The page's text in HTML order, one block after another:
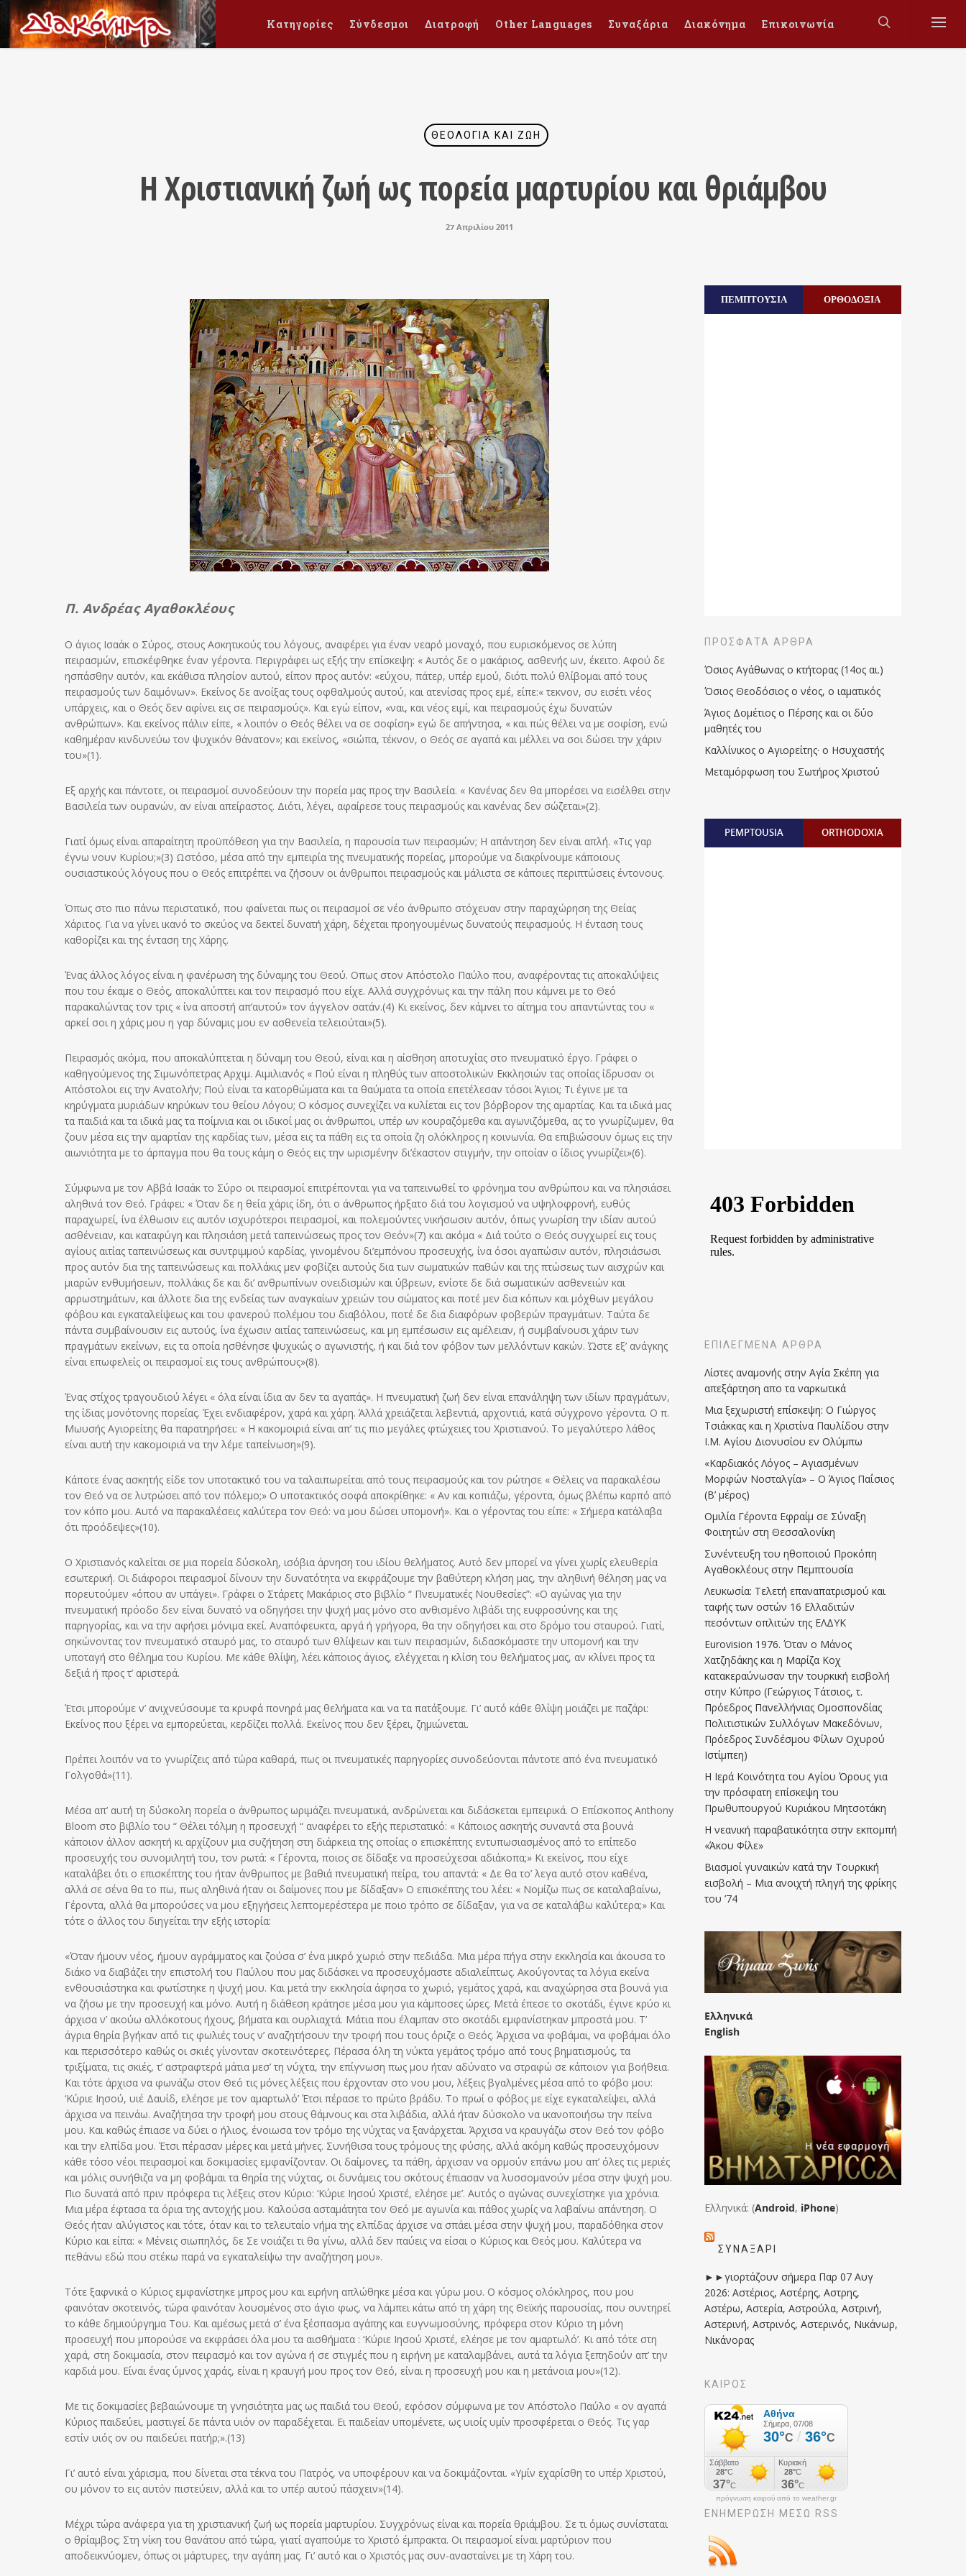
Κατηγορίες Σύνδεσμοι Διατροφή Other Languages Συναξάρια Διακόνημα Επικοινωνία
ΘΕΟΛΟΓΊΑ ΚΑΙ ΖΩΉ
Η Χριστιανική ζωή ως πορεία μαρτυρίου και θριάμβου
27 Απριλίου 2011
Π. Ανδρέας Αγαθοκλέους
Ο άγιος Ισαάκ ο Σύρος, στους Ασκητικούς του λόγους, αναφέρει για έναν νεαρό μοναχό, που ευρισκόμενος σε λύπη
πειρασμών, επισκέφθηκε έναν γέροντα. Περιγράφει ως εξής την επίσκεψη: « Αυτός δε ο μακάριος, ασθενής ων, έκειτο. Αφού δε
ησπάσθην αυτόν, και εκάθισα πλησίον αυτού, είπον προς αυτόν: «εύχου, πάτερ, υπέρ εμού, διότι πολύ θλίβομαι από τους
πειρασμούς των δαιμόνων». Eκείνος δε ανοίξας τους οφθαλμούς αυτού, και ατενίσας προς εμέ, είπε:« τεκνον, συ εισέτι νέος
υπάρχεις, και ο Θεός δεν αφίνει εις σε πειρασμούς». Kαι εγώ είπον, «ναι, και νέος ειμί, και πειρασμούς έχω δυνατών
ανθρώπων». Kαι εκείνος πάλιν είπε, « λοιπόν ο Θεός θέλει να σε σοφίση» εγώ δε απήντησα, « και πώς θέλει να με σοφίση, ενώ
καθημέραν κινδυνεύω τον ψυχικόν θάνατον»; και εκείνος, «σιώπα, τέκνον, ο Θεός σε αγαπά και μέλλει να σοι δώσει την χάριν
του»(1).
Εξ αρχής και πάντοτε, οι πειρασμοί συνοδεύουν την πορεία μας προς την Βασιλεία. « Κανένας δεν θα μπορέσει να εισέλθει στην
Βασιλεία των ουρανών, αν είναι απείραστος. Διότι, λέγει, αφαίρεσε τους πειρασμούς και κανένας δεν σώζεται»(2).
Γιατί όμως είναι απαραίτητη προϋπόθεση για την Βασιλεία, η παρουσία των πειρασμών; Η απάντηση δεν είναι απλή. «Τις γαρ
έγνω νουν Κυρίου;»(3) Ωστόσο, μέσα από την εμπειρία της πνευματικής πορείας, μπορούμε να διακρίνουμε κάποιους
ουσιαστικούς λόγους που ο Θεός επιτρέπει να ζήσουν οι άνθρωποι πειρασμούς και μάλιστα σε κάποιες περιπτώσεις έντονους.
Όπως στο πιο πάνω περιστατικό, που φαίνεται πως οι πειρασμοί σε νέο άνθρωπο στόχευαν στην παραχώρηση της Θείας
Χάριτος. Για να γίνει ικανό το σκεύος να δεκτεί δυνατή χάρη, δέχεται προηγουμένως δυνατούς πειρασμούς. Η ένταση τους
καθορίζει και της ένταση της Χάρης.
Ένας άλλος λόγος είναι η φανέρωση της δύναμης του Θεού. Οπως στον Απόστολο Παύλο που, αναφέροντας τις αποκαλύψεις
που του έκαμε ο Θεός, αποκαλύπτει και τον πειρασμό που είχε. Αλλά συγχρόνως και την πάλη που κάμνει με το Θεό
παρακαλώντας τον τρις « ίνα αποστή απ’αυτού» τον άγγελον σατάν.(4) Κι εκείνος, δεν κάμνει το αίτημα του απαντώντας του «
αρκεί σοι η χάρις μου η γαρ δύναμις μου εν ασθενεία τελειούται»(5).
Πειρασμός ακόμα, που αποκαλύπτεται η δύναμη του Θεού, είναι και η αίσθηση αποτυχίας στο πνευματικό έργο. Γράφει ο
καθηγούμενος της Σιμωνόπετρας Αρχιμ. Αιμιλιανός « Πού είναι η πληθύς των αποστολικών Εκκλησιών τας οποίας ίδρυσαν οι
Απόστολοι εις την Ανατολήν; Πού είναι τα κατορθώματα και τα θαύματα τα οποία επετέλεσαν τόσοι Άγιοι; Τι έγινε με τα
κηρύγματα μυριάδων κηρύκων του θείου Λόγου; Ο κόσμος συνεχίζει να κυλίεται εις τον βόρβορον της αμαρτίας. Και τα ιδικά μας
τα παιδιά και τα ιδικά μας τα ποίμνια και οι ιδικοί μας οι άνθρωποι, υπέρ ων κουραζόμεθα και αγωνιζόμεθα, ας το γνωρίζωμεν, θα
ζουν μέσα εις την αμαρτίαν της καρδίας των, μέσα εις τα πάθη εις τα οποία ζη ολόκληρος η κοινωνία. Θα επιβιώσουν όμως εις την
αιωνιότητα με το άρπαγμα που θα τους κάμη ο Θεός εις την ωρισμένην δι’έκαστον στιγμήν, την οποίαν ο ίδιος γνωρίζει»(6).
Σύμφωνα με τον Αββά Ισαάκ το Σύρο οι πειρασμοί επιτρέπονται για να ταπεινωθεί το φρόνημα του ανθρώπου και να πλησιάσει
αληθινά τον Θεό. Γράφει: « Όταν δε η θεία χάρις ίδη, ότι ο άνθρωπος ήρξατο διά του λογισμού να υψηλοφρονή, ευθύς
παραχωρεί, ίνα έλθωσιν εις αυτόν ισχυρότεροι πειρασμοί, και πολεμούντες νικήσωσιν αυτόν, όπως γνωρίση την ιδίαν αυτού
ασθένειαν, και καταφύγη και πλησιάση μετά ταπεινώσεως προς τον Θεόν»(7) και ακόμα « Διά τούτο ο Θεός συγχωρεί εις τους
αγίους αιτίας ταπεινώσεως και συντριμμού καρδίας, γινομένου δι’εμπόνου προσευχής, ίνα όσοι αγαπώσιν αυτόν, πλησιάσωσι
προς αυτόν δια της ταπεινώσεως και πολλάκις μεν φοβίζει αυτούς δια των σωματικών παθών και της πτώσεως των αισχρών και
μιαρών ενθυμήσεων, πολλάκις δε και δι’ ανθρωπίνων ονειδισμών και ύβρεων, ενίοτε δε διά σωματικών ασθενειών και
αρρωστημάτων, και άλλοτε δια της ενδείας των αναγκαίων χρειών του σώματος και ποτέ μεν δια κόπων και μόχθων μεγάλου
φόβου και εγκαταλείψεως και του φανερού πολέμου του διαβόλου, ποτέ δε δια διαφόρων φοβερών πραγμάτων. Ταύτα δε
πάντα συμβαίνουσιν εις αυτούς, ίνα έχωσιν αιτίας ταπεινώσεως, και μη εμπέσωσιν εις αμέλειαν, ή συμβαίνουσι χάριν των
πραγμάτων εκείνων, εις τα οποία ησθένησε ψυχικώς ο αγωνιστής, ή και διά τον φόβον των μελλόντων κακών. Ώστε εξ’ ανάγκης
είναι επωφελείς οι πειρασμοί εις τους ανθρώπους»(8).
Ένας στίχος τραγουδιού λέγει « όλα είναι ίδια αν δεν τα αγαπάς». Η πνευματική ζωή δεν είναι επανάληψη των ιδίων πραγμάτων,
της ίδιας μονότονης πορείας. Έχει ενδιαφέρον, χαρά και χάρη. Άλλά χρειάζεται λεβεντιά, αρχοντιά, κατά σύγχρονο γέροντα. Ο π.
Μωυσής Αγιορείτης θα παρατηρήσει: « Η κακομοιριά είναι απ’ τις πιο μεγάλες φτώχειες του Χριστιανού. Το μεγαλύτερο λάθος
είναι αυτή την κακομοιριά να την λέμε ταπείνωση»(9).
Κάποτε ένας ασκητής είδε τον υποτακτικό του να ταλαιπωρείται από τους πειρασμούς και τον ρώτησε « Θέλεις να παρακαλέσω
τον Θεό να σε λυτρώσει από τον πόλεμο;» Ο υποτακτικός σοφά αποκρίθηκε: « Αν και κοπιάζω, γέροντα, όμως βλέπω καρπό από
τον κόπο μου. Αυτό να παρακαλέσεις καλύτερα τον Θεό: να μου δώσει υπομονή». Και ο γέροντας του είπε: « Σήμερα κατάλαβα
ότι προόδεψες»(10).
Ο Χριστιανός καλείται σε μια πορεία δύσκολη, ισόβια άρνηση του ιδίου θελήματος. Αυτό δεν μπορεί να γίνει χωρίς ελευθερία
εσωτερική. Οι διάφοροι πειρασμοί δίνουν την δυνατότητα να εκφράζουμε την βαθύτερη κλήση μας, την αληθινή θέληση μας να
πορευτούμεν «όπου αν υπάγει». Γράφει ο Στάρετς Μακάριος στο βιβλίο “ Πνευματικές Νουθεσίες”: «Ο αγώνας για την
πνευματική πρόοδο δεν είναι δυνατό να οδηγήσει την ψυχή μας μόνο στο ανθισμένο λιβάδι της ευφροσύνης και της
παρηγορίας, και να την αφήσει μόνιμα εκεί. Αναπόφευκτα, αργά ή γρήγορα, θα την οδηγήσει και στο δρόμο του σταυρού. Γιατί,
σηκώνοντας τον πνευματικό σταυρό μας, το σταυρό των θλίψεων και των πειρασμών, διδασκόμαστε την υπομονή και την
υποταγή στο θέλημα του Κυρίου. Με κάθε θλίψη, λέει κάποιος άγιος, ελέγχεται η κλίση του θελήματος μας, αν κλίνει προς τα
δεξιά ή προς τ’ αριστερά.
Έτσι μπορούμε ν’ ανιχνεύσουμε τα κρυφά πονηρά μας θελήματα και να τα πατάξουμε. Γι’ αυτό κάθε θλίψη μοιάζει με παζάρι:
Εκείνος που ξέρει να εμπορεύεται, κερδίζει πολλά. Εκείνος που δεν ξέρει, ζημιώνεται.
Πρέπει λοιπόν να το γνωρίζεις από τώρα καθαρά, πως οι πνευματικές παρηγορίες συνοδεύονται πάντοτε από ένα πνευματικό
Γολγοθά»(11).
Μέσα απ’ αυτή τη δύσκολη πορεία ο άνθρωπος ωριμάζει πνευματικά, ανδρώνεται και διδάσκεται εμπειρικά. Ο Επίσκοπος Anthony
Bloom στο βιβλίο του “ Θέλει τόλμη η προσευχή “ αναφέρει το εξής περιστατικό: « Κάποιος ασκητής συναντά στα βουνά
κάποιον άλλον ασκητή κι αρχίζουν μια συζήτηση στη διάρκεια της οποίας ο επισκέπτης εντυπωσιασμένος από το επίπεδο
προσευχής του συνομιλητή του, τον ρωτά: « Γέροντα, ποιος σε δίδαξε να προσεύχεσαι αδιάκοπα;» Κι εκείνος, που είχε
καταλάβει ότι ο επισκέπτης του ήταν άνθρωπος με βαθιά πνευματική πείρα, του απαντά: « Δε θα το’ λεγα αυτό στον καθένα,
αλλά σε σένα θα το πω, πως αληθινά ήταν οι δαίμονες που με δίδαξαν» Ο επισκέπτης του λέει: « Νομίζω πως σε καταλαβαίνω,
Γέροντα, αλλά θα μπορούσες να μου εξηγήσεις λεπτομερέστερα με ποιο τρόπο σε δίδαξαν, για να σε καταλάβω καλύτερα;» Και
τότε ο άλλος του διηγείται την εξής ιστορία:
«Όταν ήμουν νέος, ήμουν αγράμματος και ζούσα σ’ ένα μικρό χωριό στην πεδιάδα. Μια μέρα πήγα στην εκκλησία και άκουσα το
διάκο να διαβάζει την επιστολή του Παύλου που μας διδάσκει να προσευχόμαστε αδιαλείπτως. Ακούγοντας τα λόγια εκείνα
ενθουσιάστηκα και φωτίστηκε η ψυχή μου. Και μετά την εκκλησία άφησα το χωριό, γεμάτος χαρά, και αναχώρησα στα βουνά για
να ζήσω με την προσευχή και μόνο. Αυτή η διάθεση κράτησε μέσα μου για κάμποσες ώρες. Μετά έπεσε το σκοτάδι, έγινε κρύο κι
άρχισα ν’ ακούω αλλόκοτους ήχους, βήματα και ουρλιαχτά. Μάτια που έλαμπαν στο σκοτάδι εμφανίστηκαν μπροστά μου. Τ’
άγρια θηρία βγήκαν από τις φωλιές τους ν’ αναζητήσουν την τροφή που τους όριζε ο Θεός. Άρχισα να φοβάμαι, να φοβάμαι όλο
και περισσότερο καθώς οι σκιές γίνονταν σκοτεινότερες. Πέρασα όλη τη νύκτα γεμάτος τρόμο από τους βηματισμούς, τα
τριξίματα, τις σκιές, τ’ αστραφτερά μάτια μεσ’ τη νύχτα, την επίγνωση πως μου ήταν αδύνατο να στραφώ σε κάποιον για βοήθεια.
Και τότε άρχισα να φωνάζω στον Θεό τις μόνες λέξεις που έρχονταν στο νου μου, λέξεις βγαλμένες μέσα από το φόβο μου:
‘Κύριε Ιησού, υιέ Δαυίδ, ελέησε με τον αμαρτωλό’ Έτσι πέρασε το πρώτο βράδυ. Το πρωί ο φόβος με είχε εγκαταλείψει, αλλά
άρχισα να πεινάω. Αναζήτησα την τροφή μου στους θάμνους και στα λιβάδια, αλλά ήταν δύσκολο να ικανοποιήσω την πείνα
μου. Και καθώς έπιασε να δύει ο ήλιος, ένοιωσα τον τρόμο της νύχτας να ξανάρχεται. Άρχισα να κραυγάζω στον Θεό τον φόβο
και την ελπίδα μου. Έτσι πέρασαν μέρες και μετά μήνες. Συνήθισα τους τρόμους της φύσης, αλλά ακόμη καθώς προσευχόμουν
κάθε τόσο νέοι πειρασμοί και δοκιμασίες εμφανίζονταν. Οι δαίμονες, τα πάθη, άρχισαν να ορμούν επάνω μου απ’ όλες τις μεριές
και μόλις συνήθιζα να μη φοβάμαι τα θηρία της νύχτας, οι δυνάμεις του σκότους έπιασαν να λυσσομανούν μέσα στην ψυχή μου.
Πιο δυνατά από πριν πρόφερα τις λέξεις στον Κύριο: ‘Κύριε Ιησού Χριστέ, ελέησε με’. Αυτός ο αγώνας συνεχίστηκε για χρόνια.
Μια μέρα έφτασα τα όρια της αντοχής μου. Καλούσα ασταμάτητα τον Θεό με αγωνία και πάθος χωρίς να λαβαίνω απάντηση. Ο
Θεός ήταν αλύγιστος και τότε, όταν και το τελευταίο νήμα της ελπίδας άρχισε να σπάει μέσα στην ψυχή μου, παραδόθηκα στον
Κύριο και είπα: « Μένεις σιωπηλός, δε Σε νοιάζει τι θα γίνω, αλλά δεν παύεις να είσαι ο Κύριος και Θεός μου. Καλύτερα να
πεθάνω εδώ που στέκω παρά να εγκαταλείψω την αναζήτηση μου».
Τότε ξαφνικά ο Κύριος εμφανίστηκε μπρος μου και ειρήνη απλώθηκε μέσα και γύρω μου. Ο κόσμος ολόκληρος, που μου
φαινόταν σκοτεινός, τώρα φαινόταν λουσμένος στο άγιο φως, να λάμπει κάτω από τη χάρη της Θεϊκής παρουσίας, που συντηρεί
το κάθε δημιούργημα Του. Και αμέσως μετά σ’ ένα ξέσπασμα αγάπης και ευγνωμοσύνης, πρόφερα στον Κύριο τη μόνη
προσευχή που μπορούσε να εκφράσει όλα μου τα αισθήματα : ‘Κύριε Ιησού Χριστέ, ελέησε με τον αμαρτωλό’. Κι από τότε στη
χαρά, στη δοκιμασία, στον πειρασμό και τον αγώνα ή σε στιγμές που η ειρήνη με καταλαμβάνει, αυτά τα λόγια ξεπηδούν απ’ την
καρδιά μου. Είναι ένας ύμνος χαράς, είναι η κραυγή μου προς τον Θεό, είναι η προσευχή μου και η μετάνοια μου»(12).
Με τις δοκιμασίες βεβαιώνουμε τη γνησιότητα μας ως παιδιά του Θεού, εφόσον σύμφωνα με τον Απόστολο Παύλο « ον αγαπά
Κύριος παιδεύει, μαστιγεί δε πάντα υιόν ον παραδέχεται. Ει παιδείαν υπομένετε, ως υιοίς υμίν προσφέρεται ο Θεός. Τις γαρ
εστίν υιός ον ου παιδεύει πατήρ;».(13)
Γι’ αυτό είναι χάρισμα, που δίνεται στα τέκνα του Πατρός, να υποφέρουν και να δοκιμάζονται. «Υμίν εχαρίσθη το υπέρ Χριστού,
ου μόνον το εις αυτόν πιστεύειν, αλλά και το υπέρ αυτού πάσχειν»(14).
Μέχρι τώρα ανάφερα για τη χριστιανική ζωή ως πορεία μαρτυρίου. Συγχρόνως είναι και πορεία θριάμβου. Σε τι όμως συνίσταται
ο θρίαμβος; Στη νίκη του θανάτου από τώρα, γιατί αγαπούμε το Χριστό έμπρακτα. Οι πειρασμοί είναι μαρτύριον που
αποδεικνύομεν, όπως οι μάρτυρες, την αγάπη μας. Γι’ αυτό και ο Χριστός μας συν-ανασταίνει με τη Χάρη του.
ΠΕΜΠΤΟΥΣΙΑ ΟΡΘΟΔΟΞΙΑ
ΠΡΌΣΦΑΤΑ ΆΡΘΡΑ
Όσιος Αγάθωνας ο κτήτορας (14ος αι.)
Όσιος Θεοδόσιος ο νέος, ο ιαματικός
Άγιος Δομέτιος ο Πέρσης και οι δύο
μαθητές του
Καλλίνικος ο Αγιορείτης · ο Ησυχαστής
Μεταμόρφωση του Σωτήρος Χριστού
PEMPTOUSIA ORTHODOXIA
ΕΠΙΛΕΓΜΈΝΑ ΆΡΘΡΑ
Λίστες αναμονής στην Αγία Σκέπη για
απεξάρτηση απο τα ναρκωτικά
Μια ξεχωριστή επίσκεψη: Ο Γιώργος
Τσιάκκας και η Χριστίνα Παυλίδου στην
Ι.Μ. Αγίου Διονυσίου εν Ολύμπω
«Καρδιακός Λόγος – Αγιασμένων
Μορφών Νοσταλγία» – Ο Άγιος Παΐσιος
(Β’ μέρος)
Ομιλία Γέροντα Εφραίμ σε Σύναξη
Φοιτητών στη Θεσσαλονίκη
Συνέντευξη του ηθοποιού Προκόπη
Αγαθοκλέους στην Πεμπτουσία
Λευκωσία: Τελετή επαναπατρισμού και
ταφής των οστών 16 Ελλαδιτών
πεσόντων οπλιτών της ΕΛΔΥΚ
Eurovision 1976. Όταν ο Μάνος
Χατζηδάκης και η Μαρίζα Κοχ
κατακεραύνωσαν την τουρκική εισβολή
στην Κύπρο (Γεώργιος Τάτσιος, τ.
Πρόεδρος Πανελλήνιας Ομοσπονδίας
Πολιτιστικών Συλλόγων Μακεδόνων,
Πρόεδρος Συνδέσμου Φίλων Οχυρού
Ιστίμπεη)
Η Ιερά Κοινότητα του Αγίου Όρους για
την πρόσφατη επίσκεψη του
Πρωθυπουργού Κυριάκου Μητσοτάκη
Η νεανική παραβατικότητα στην εκπομπή
«Άκου Φίλε»
Βιασμοί γυναικών κατά την Τουρκική
εισβολή – Μια ανοιχτή πληγή της φρίκης
του ’74
Ελληνικά
English
Ελληνικά: (Android, iPhone)
ΣΥΝΑΞΆΡΙ
►►γιορτάζουν σήμερα Παρ 07 Αυγ
2026: Αστέριος, Αστέρης, Αστρης,
Αστέρω, Αστερία, Αστρούλα, Αστρινή,
Αστερινή, Αστρινός, Αστερινός, Νικάνωρ,
Νικάνορας
ΚΑΙΡΟΣ
πρόγνωση καιρού από το weather.gr
ΕΝΗΜΈΡΩΣΉ ΜΕΣΩ RSS